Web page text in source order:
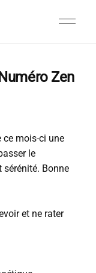
Zen
ce mois-ci une
le
sérénité. Bonne
et ne rater